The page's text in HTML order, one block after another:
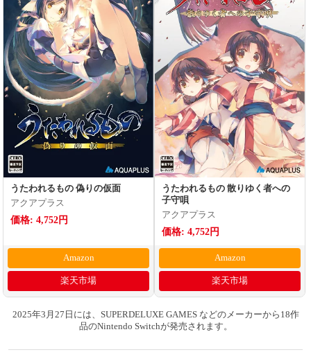
うたわれるもの 偽りの仮面
アクアプラス
価格: 4,752円
Amazon
楽天市場
うたわれるもの 散りゆく者への
子守唄
アクアプラス
価格: 4,752円
Amazon
楽天市場
2025年3月27日には、SUPERDELUXE GAMES などのメーカーから18作
品のNintendo Switchが発売されます。